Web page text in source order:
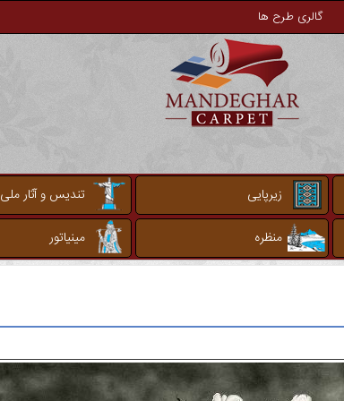
گالری طرح ها
زیرپایی تندیس و آثار ملی
منظره مینیاتور